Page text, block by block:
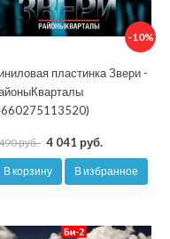
-10%
пластинка Звери -
руб. 4 041 руб.
В корзину В избранное